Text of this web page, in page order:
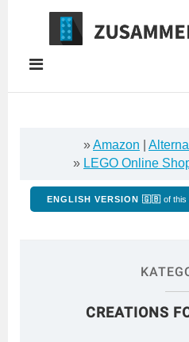
Springe
Inhalt
»Amazon
» LEGO Online
ENGLISH VERSION 🇬🇧 of this
CREATIONS